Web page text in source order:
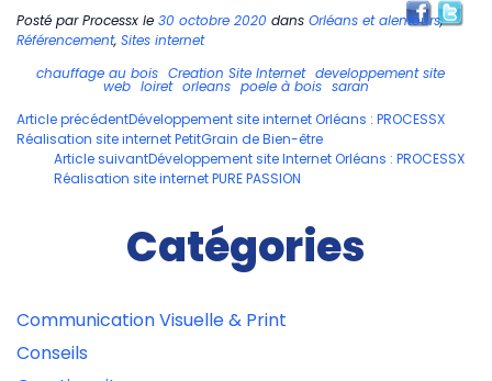
Posté parProcessx le 30 octobre 2020 dans Orléans et alentours,
Référencement, Sites internet
chauffage au bois Creation Site Internet developpement site
web loiret orleans poele à bois saran
Navigation
articles
Article précédentDéveloppement site internet Orléans : PROCESSX
Réalisation site internet PetitGrain de Bien-être
Article suivantDéveloppement site Internet Orléans : PROCESSX
Réalisation site internet PURE PASSION
Catégories
Communication Visuelle & Print
Conseils